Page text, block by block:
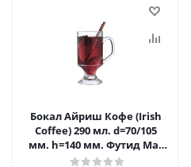
Бокал Айриш Кофе (Irish
Coffee) 290 мл. d=70/105
мм. h=140 мм. Футид Маг
/4/24/864/